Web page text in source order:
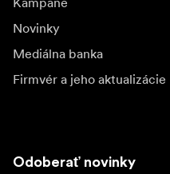
Novinky
Mediálna banka
Firmvér a jeho aktualizácie
Odoberať novinky